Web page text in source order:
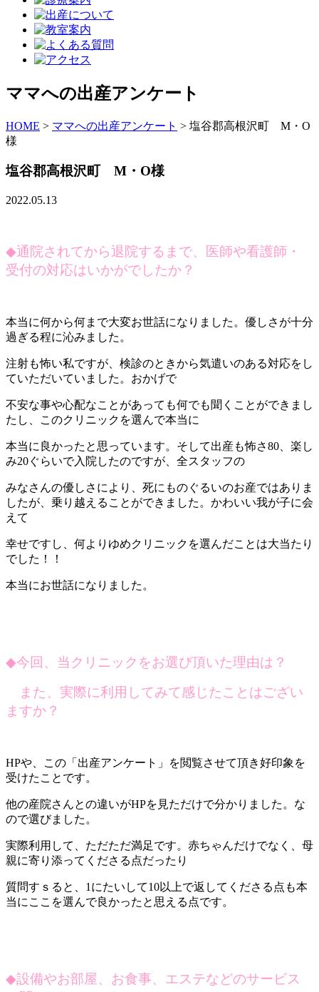
ママへの出産アンケート
HOME > ママへの出産アンケート > 塩谷郡高根沢町 M・O
様
塩谷郡高根沢町 M・O様
2022.05.13
◆通院されてから退院するまで、医師や看護師・
受付の対応はいかがでしたか？
本当に何から何まで大変お世話になりました。優しさが十分
過ぎる程に沁みました。
注射も怖い私ですが、検診のときから気遣いのある対応をし
ていただいていました。おかげで
不安な事や心配なことがあっても何でも聞くことができまし
たし、このクリニックを選んで本当に
本当に良かったと思っています。そして出産も怖さ80、楽し
み20ぐらいで入院したのですが、全スタッフの
みなさんの優しさにより、死にものぐるいのお産ではありま
したが、乗り越えることができました。かわいい我が子に会
えて
幸せですし、何よりゆめクリニックを選んだことは大当たり
でした！！
本当にお世話になりました。
◆今回、当クリニックをお選び頂いた理由は？
また、実際に利用してみて感じたことはござい
ますか？
HPや、この「出産アンケート」を閲覧させて頂き好印象を
受けたことです。
他の産院さんとの違いがHPを見ただけで分かりました。な
ので選びました。
実際利用して、ただただ満足です。赤ちゃんだけでなく、母
親に寄り添ってくださる点だったり
質問すｓると、1にたいして10以上で返してくださる点も本
当にここを選んで良かったと思える点です。
◆設備やお部屋、お食事、エステなどのサービス